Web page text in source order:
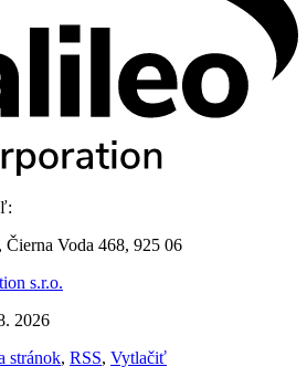
Voda 468, 925 06
s.r.o.
2026
stránok, RSS, Vytlačiť